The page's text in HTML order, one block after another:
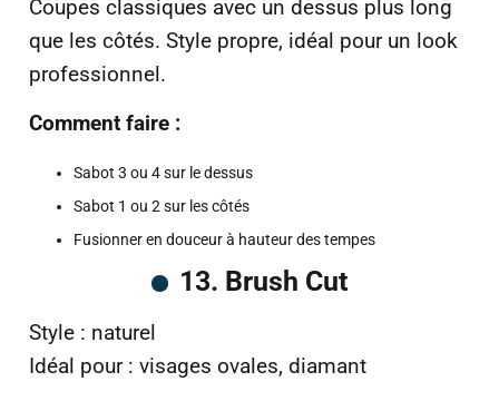
Coupes classiques avec un dessus plus long
que les côtés. Style propre, idéal pour un look
professionnel.
Comment faire :
Sabot 3 ou 4 sur le dessus
Sabot 1 ou 2 sur les côtés
Fusionner en douceur à hauteur des tempes
13. Brush Cut
Style : naturel
Idéal pour : visages ovales, diamant